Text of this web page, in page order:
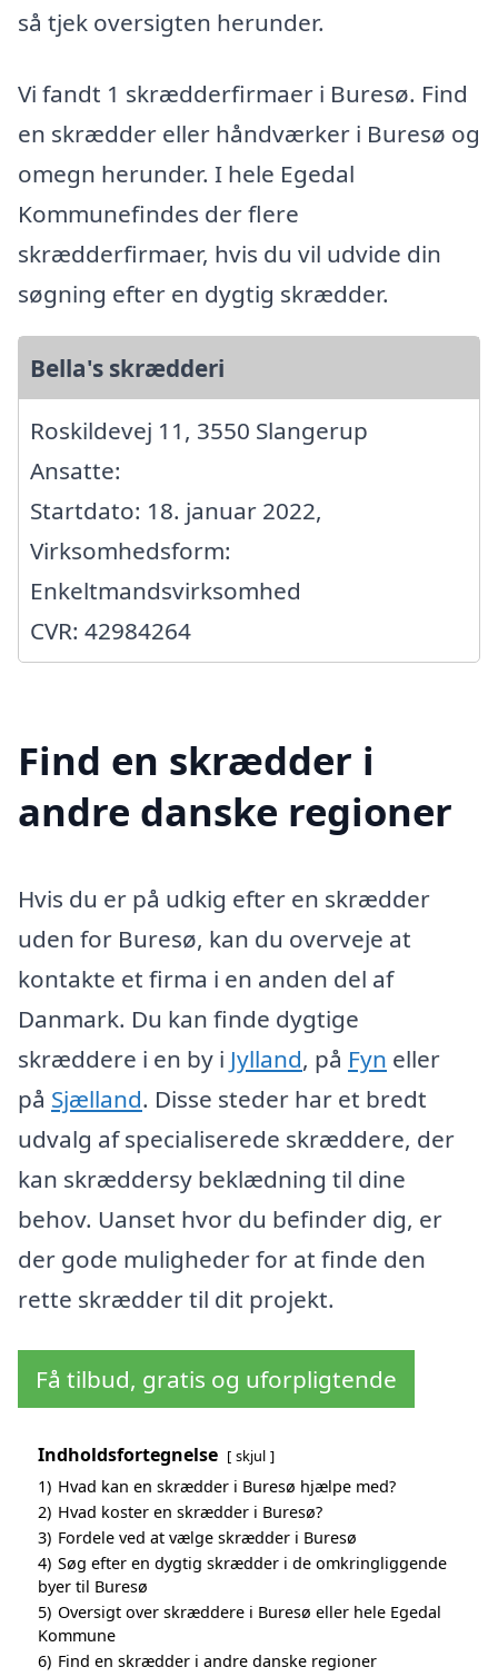
så tjek oversigten herunder.
Vi fandt 1 skrædderfirmaer i Buresø. Find
en skrædder eller håndværker i Buresø og
omegn herunder. I hele Egedal
Kommunefindes der flere
skrædderfirmaer, hvis du vil udvide din
søgning efter en dygtig skrædder.
Bella's skrædderi
Roskildevej 11, 3550 Slangerup
Ansatte:
Startdato: 18. januar 2022,
Virksomhedsform:
Enkeltmandsvirksomhed
CVR: 42984264
Find en skrædder i
andre danske regioner
Hvis du er på udkig efter en skrædder
uden for Buresø, kan du overveje at
kontakte et firma i en anden del af
Danmark. Du kan finde dygtige
skræddere i en by i Jylland, på Fyn eller
på Sjælland. Disse steder har et bredt
udvalg af specialiserede skræddere, der
kan skræddersy beklædning til dine
behov. Uanset hvor du befinder dig, er
der gode muligheder for at finde den
rette skrædder til dit projekt.
Få tilbud, gratis og uforpligtende
Indholdsfortegnelse skjul
1) Hvad kan en skrædder i Buresø hjælpe med?
2) Hvad koster en skrædder i Buresø?
3) Fordele ved at vælge skrædder i Buresø
4) Søg efter en dygtig skrædder i de omkringliggende
byer til Buresø
5) Oversigt over skræddere i Buresø eller hele Egedal
Kommune
6) Find en skrædder i andre danske regioner